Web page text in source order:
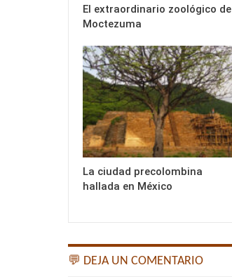
El extraordinario zoológico de
Moctezuma
La ciudad precolombina
hallada en México
💬 DEJA UN COMENTARIO